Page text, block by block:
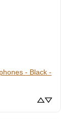
- Black -